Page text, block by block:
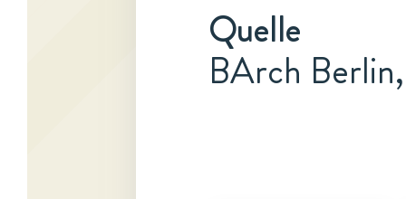
Quelle
BArch